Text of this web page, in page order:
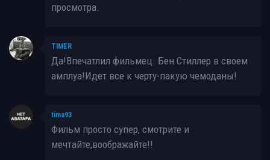
просмотра.
TIMER
Да!Впечатлил фильмец. Бен Стиллер в своем
амплуа!Идет все к черту-пакую чемоданы!
tima93
Фильм просто супер, смотрите и
мечтайте,воображайте!!